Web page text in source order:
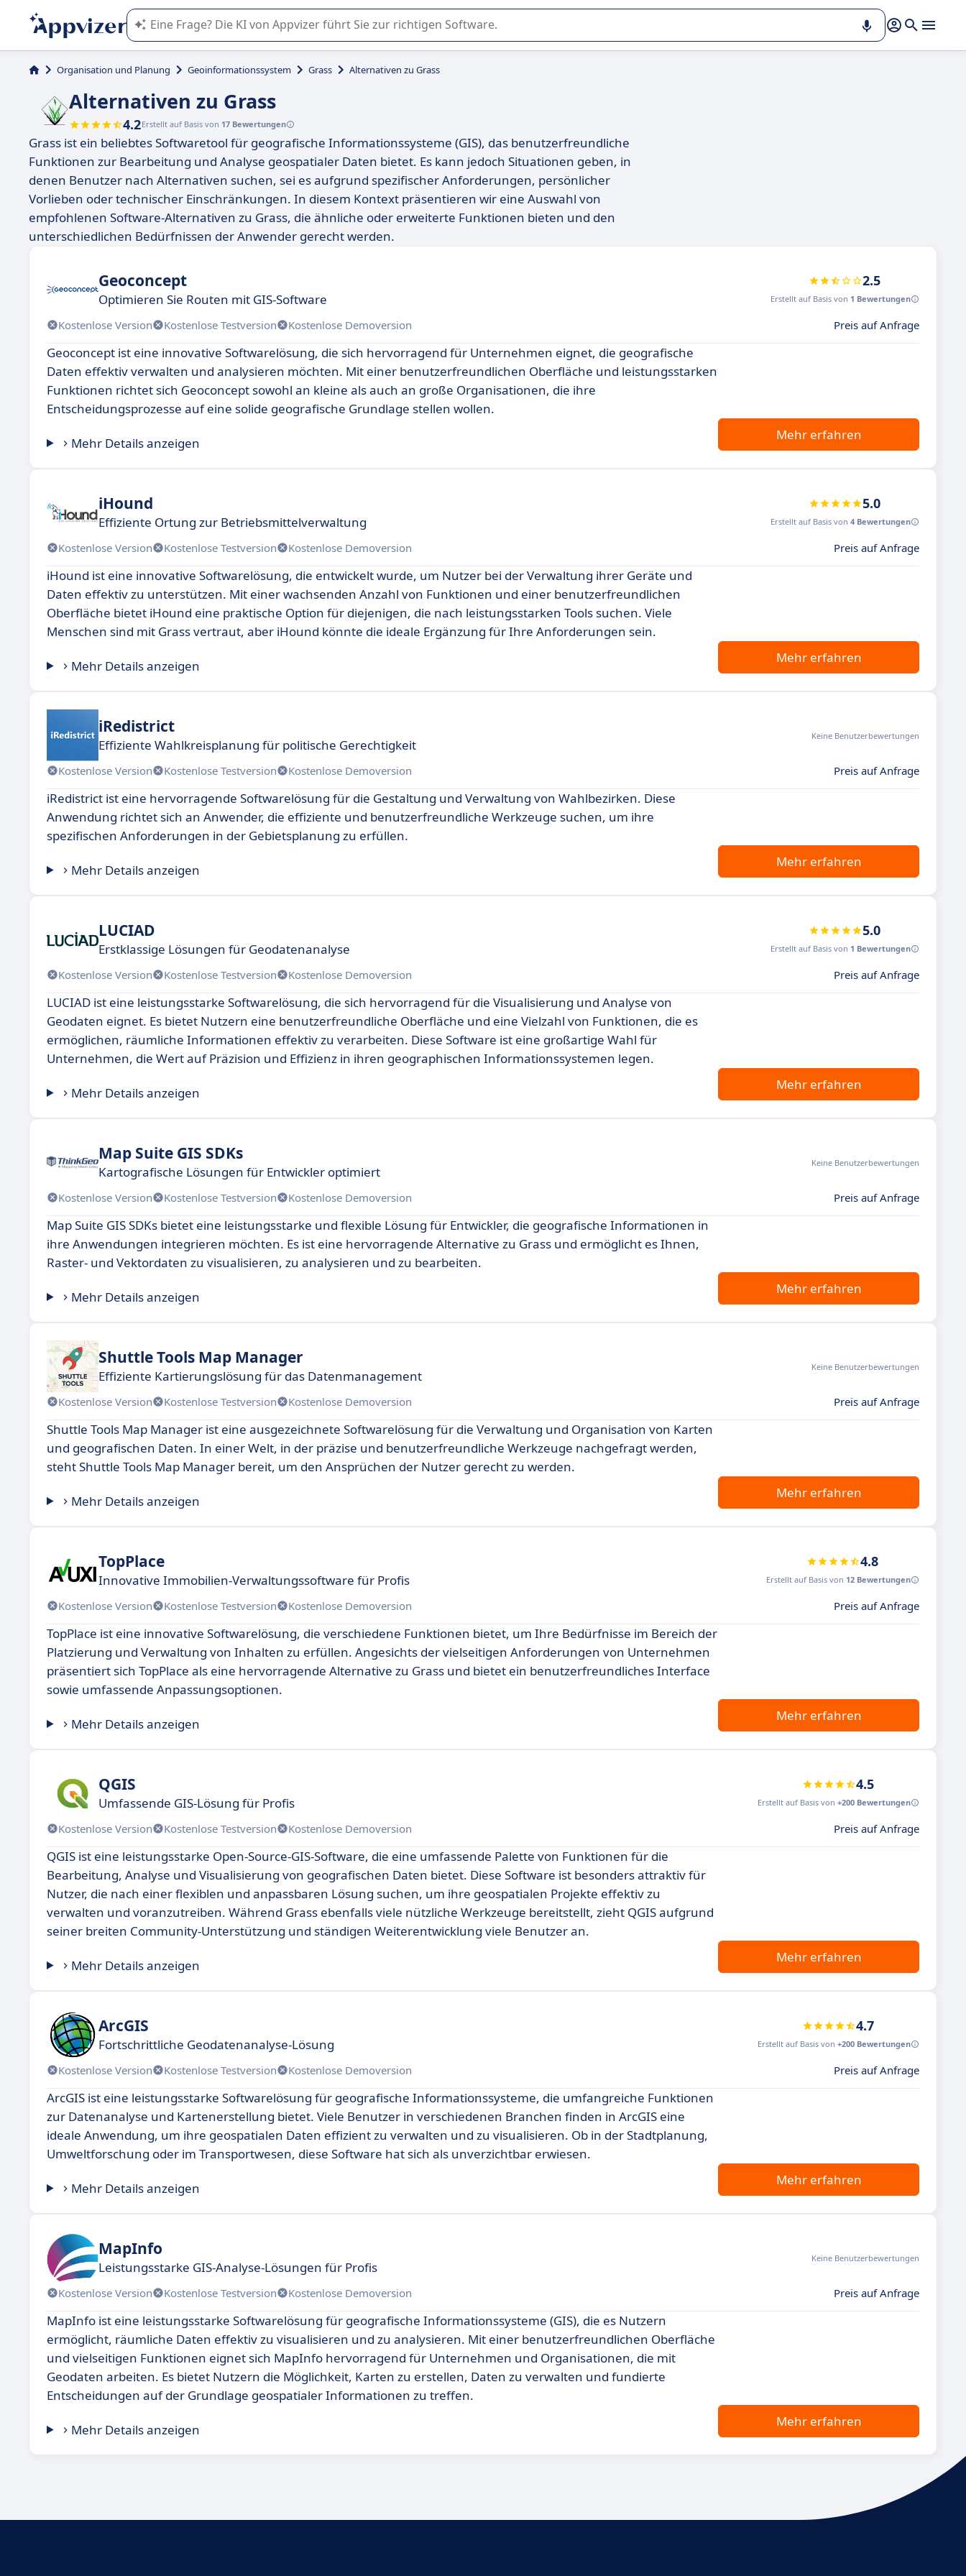
Die KI von Appvizer führt Sie bei der Nutzung oder Auswahl von SaaS-Software in Unternehmen.
Organisation und Planung Geoinformationssystem Grass Alternativen zu Grass
Alternativen zu Grass
4.2Erstellt auf Basis von 17 Bewertungen
Grass ist ein beliebtes Softwaretool für geografische Informationssysteme (GIS), das benutzerfreundliche
Funktionen zur Bearbeitung und Analyse geospatialer Daten bietet. Es kann jedoch Situationen geben, in
denen Benutzer nach Alternativen suchen, sei es aufgrund spezifischer Anforderungen, persönlicher
Vorlieben oder technischer Einschränkungen. In diesem Kontext präsentieren wir eine Auswahl von
empfohlenen Software-Alternativen zu Grass, die ähnliche oder erweiterte Funktionen bieten und den
unterschiedlichen Bedürfnissen der Anwender gerecht werden.
Geoconcept
Optimieren Sie Routen mit GIS-Software
2.5
Erstellt auf Basis von 1 Bewertungen
Kostenlose Version Kostenlose Testversion Kostenlose Demoversion Preis auf Anfrage
Geoconcept ist eine innovative Softwarelösung, die sich hervorragend für Unternehmen eignet, die geografische
Daten effektiv verwalten und analysieren möchten. Mit einer benutzerfreundlichen Oberfläche und leistungsstarken
Funktionen richtet sich Geoconcept sowohl an kleine als auch an große Organisationen, die ihre
Entscheidungsprozesse auf eine solide geografische Grundlage stellen wollen.
Mehr Details anzeigen
Mehr erfahren
iHound
Effiziente Ortung zur Betriebsmittelverwaltung
5.0
Erstellt auf Basis von 4 Bewertungen
Kostenlose Version Kostenlose Testversion Kostenlose Demoversion Preis auf Anfrage
iHound ist eine innovative Softwarelösung, die entwickelt wurde, um Nutzer bei der Verwaltung ihrer Geräte und
Daten effektiv zu unterstützen. Mit einer wachsenden Anzahl von Funktionen und einer benutzerfreundlichen
Oberfläche bietet iHound eine praktische Option für diejenigen, die nach leistungsstarken Tools suchen. Viele
Menschen sind mit Grass vertraut, aber iHound könnte die ideale Ergänzung für Ihre Anforderungen sein.
Mehr Details anzeigen
Mehr erfahren
iRedistrict
Effiziente Wahlkreisplanung für politische Gerechtigkeit
Keine Benutzerbewertungen
Kostenlose Version Kostenlose Testversion Kostenlose Demoversion Preis auf Anfrage
iRedistrict ist eine hervorragende Softwarelösung für die Gestaltung und Verwaltung von Wahlbezirken. Diese
Anwendung richtet sich an Anwender, die effiziente und benutzerfreundliche Werkzeuge suchen, um ihre
spezifischen Anforderungen in der Gebietsplanung zu erfüllen.
Mehr Details anzeigen
Mehr erfahren
LUCIAD
Erstklassige Lösungen für Geodatenanalyse
5.0
Erstellt auf Basis von 1 Bewertungen
Kostenlose Version Kostenlose Testversion Kostenlose Demoversion Preis auf Anfrage
LUCIAD ist eine leistungsstarke Softwarelösung, die sich hervorragend für die Visualisierung und Analyse von
Geodaten eignet. Es bietet Nutzern eine benutzerfreundliche Oberfläche und eine Vielzahl von Funktionen, die es
ermöglichen, räumliche Informationen effektiv zu verarbeiten. Diese Software ist eine großartige Wahl für
Unternehmen, die Wert auf Präzision und Effizienz in ihren geographischen Informationssystemen legen.
Mehr Details anzeigen
Mehr erfahren
Map Suite GIS SDKs
Kartografische Lösungen für Entwickler optimiert
Keine Benutzerbewertungen
Kostenlose Version Kostenlose Testversion Kostenlose Demoversion Preis auf Anfrage
Map Suite GIS SDKs bietet eine leistungsstarke und flexible Lösung für Entwickler, die geografische Informationen in
ihre Anwendungen integrieren möchten. Es ist eine hervorragende Alternative zu Grass und ermöglicht es Ihnen,
Raster- und Vektordaten zu visualisieren, zu analysieren und zu bearbeiten.
Mehr Details anzeigen
Mehr erfahren
Shuttle Tools Map Manager
Effiziente Kartierungslösung für das Datenmanagement
Keine Benutzerbewertungen
Kostenlose Version Kostenlose Testversion Kostenlose Demoversion Preis auf Anfrage
Shuttle Tools Map Manager ist eine ausgezeichnete Softwarelösung für die Verwaltung und Organisation von Karten
und geografischen Daten. In einer Welt, in der präzise und benutzerfreundliche Werkzeuge nachgefragt werden,
steht Shuttle Tools Map Manager bereit, um den Ansprüchen der Nutzer gerecht zu werden.
Mehr Details anzeigen
Mehr erfahren
TopPlace
Innovative Immobilien-Verwaltungssoftware für Profis
4.8
Erstellt auf Basis von 12 Bewertungen
Kostenlose Version Kostenlose Testversion Kostenlose Demoversion Preis auf Anfrage
TopPlace ist eine innovative Softwarelösung, die verschiedene Funktionen bietet, um Ihre Bedürfnisse im Bereich der
Platzierung und Verwaltung von Inhalten zu erfüllen. Angesichts der vielseitigen Anforderungen von Unternehmen
präsentiert sich TopPlace als eine hervorragende Alternative zu Grass und bietet ein benutzerfreundliches Interface
sowie umfassende Anpassungsoptionen.
Mehr Details anzeigen
Mehr erfahren
QGIS
Umfassende GIS-Lösung für Profis
4.5
Erstellt auf Basis von +200 Bewertungen
Kostenlose Version Kostenlose Testversion Kostenlose Demoversion Preis auf Anfrage
QGIS ist eine leistungsstarke Open-Source-GIS-Software, die eine umfassende Palette von Funktionen für die
Bearbeitung, Analyse und Visualisierung von geografischen Daten bietet. Diese Software ist besonders attraktiv für
Nutzer, die nach einer flexiblen und anpassbaren Lösung suchen, um ihre geospatialen Projekte effektiv zu
verwalten und voranzutreiben. Während Grass ebenfalls viele nützliche Werkzeuge bereitstellt, zieht QGIS aufgrund
seiner breiten Community-Unterstützung und ständigen Weiterentwicklung viele Benutzer an.
Mehr Details anzeigen
Mehr erfahren
ArcGIS
Fortschrittliche Geodatenanalyse-Lösung
4.7
Erstellt auf Basis von +200 Bewertungen
Kostenlose Version Kostenlose Testversion Kostenlose Demoversion Preis auf Anfrage
ArcGIS ist eine leistungsstarke Softwarelösung für geografische Informationssysteme, die umfangreiche Funktionen
zur Datenanalyse und Kartenerstellung bietet. Viele Benutzer in verschiedenen Branchen finden in ArcGIS eine
ideale Anwendung, um ihre geospatialen Daten effizient zu verwalten und zu visualisieren. Ob in der Stadtplanung,
Umweltforschung oder im Transportwesen, diese Software hat sich als unverzichtbar erwiesen.
Mehr Details anzeigen
Mehr erfahren
MapInfo
Leistungsstarke GIS-Analyse-Lösungen für Profis
Keine Benutzerbewertungen
Kostenlose Version Kostenlose Testversion Kostenlose Demoversion Preis auf Anfrage
MapInfo ist eine leistungsstarke Softwarelösung für geografische Informationssysteme (GIS), die es Nutzern
ermöglicht, räumliche Daten effektiv zu visualisieren und zu analysieren. Mit einer benutzerfreundlichen Oberfläche
und vielseitigen Funktionen eignet sich MapInfo hervorragend für Unternehmen und Organisationen, die mit
Geodaten arbeiten. Es bietet Nutzern die Möglichkeit, Karten zu erstellen, Daten zu verwalten und fundierte
Entscheidungen auf der Grundlage geospatialer Informationen zu treffen.
Mehr Details anzeigen
Mehr erfahren